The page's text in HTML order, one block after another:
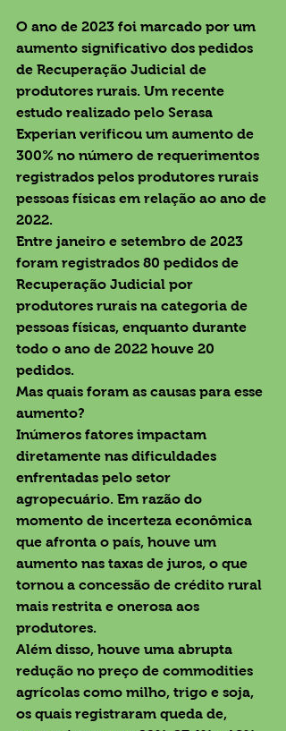
O ano de 2023 foi marcado por um
aumento significativo dos pedidos
de Recuperação Judicial de
produtores rurais. Um recente
estudo realizado pelo Serasa
Experian verificou um aumento de
300% no número de requerimentos
registrados pelos produtores rurais
pessoas físicas em relação ao ano de
2022.
Entre janeiro e setembro de 2023
foram registrados 80 pedidos de
Recuperação Judicial por
produtores rurais na categoria de
pessoas físicas, enquanto durante
todo o ano de 2022 houve 20
pedidos.
Mas quais foram as causas para esse
aumento?
Inúmeros fatores impactam
diretamente nas dificuldades
enfrentadas pelo setor
agropecuário. Em razão do
momento de incerteza econômica
que afronta o país, houve um
aumento nas taxas de juros, o que
tornou a concessão de crédito rural
mais restrita e onerosa aos
produtores.
Além disso, houve uma abrupta
redução no preço de commodities
agrícolas como milho, trigo e soja,
os quais registraram queda de,